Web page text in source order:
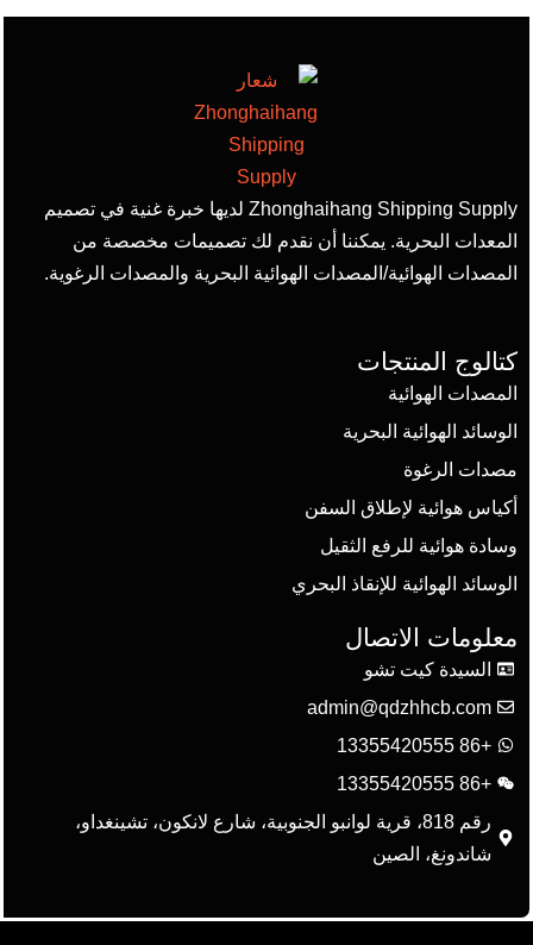
Zhonghaihang Shipping Supply لديها خبرة غنية في تصميم
المعدات البحرية. يمكننا أن نقدم لك تصميمات مخصصة من
المصدات الهوائية/المصدات الهوائية البحرية والمصدات الرغوية.
كتالوج المنتجات
المصدات الهوائية
الوسائد الهوائية البحرية
مصدات الرغوة
أكياس هوائية لإطلاق السفن
وسادة هوائية للرفع الثقيل
الوسائد الهوائية للإنقاذ البحري
معلومات الاتصال
السيدة كيت تشو
admin@qdzhhcb.com
+86 13355420555
+86 13355420555
رقم 818، قرية لوانبو الجنوبية، شارع لانكون، تشينغداو،
شاندونغ، الصين